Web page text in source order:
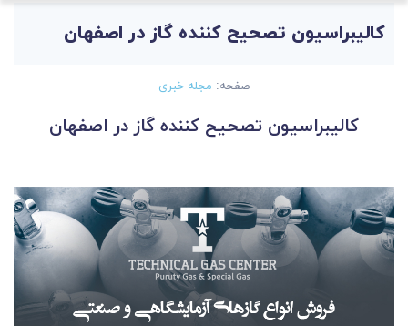
کالیبراسیون تصحیح کننده گاز در اصفهان
صفحه: مجله خبری
کالیبراسیون تصحیح کننده گاز در اصفهان